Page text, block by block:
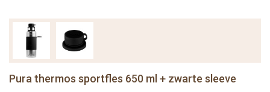
Pura thermos sportfles 650 ml + zwarte sleeve